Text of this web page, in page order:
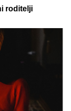
roditelji